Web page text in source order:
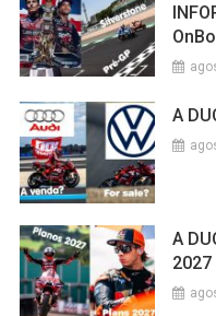
A
A
2027